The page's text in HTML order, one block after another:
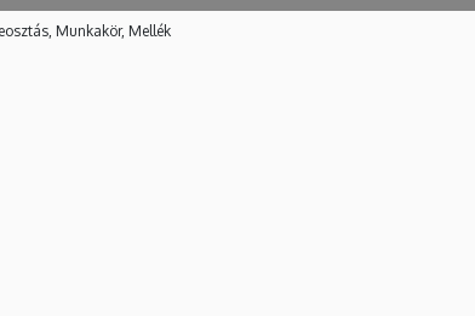
Munkakör, Mellék